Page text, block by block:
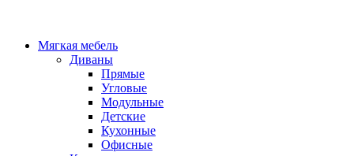
Мягкая мебель
Диваны
Прямые
Угловые
Модульные
Детские
Кухонные
Офисные